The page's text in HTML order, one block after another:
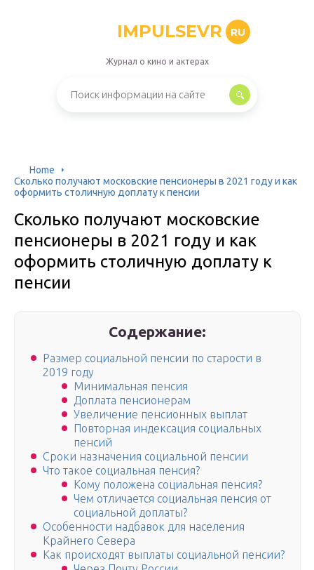
IMPULSEVR RU
Журнал о кино и актерах
Home
Сколько получают московские пенсионеры в 2021 году и как
оформить столичную доплату к пенсии
Сколько получают московские
пенсионеры в 2021 году и как
оформить столичную доплату к
пенсии
Содержание:
Размер социальной пенсии по старости в
2019 году
Минимальная пенсия
Доплата пенсионерам
Увеличение пенсионных выплат
Повторная индексация социальных
пенсий
Сроки назначения социальной пенсии
Что такое социальная пенсия?
Кому положена социальная пенсия?
Чем отличается социальная пенсия от
социальной доплаты?
Особенности надбавок для населения
Крайнего Севера
Как происходят выплаты социальной пенсии?